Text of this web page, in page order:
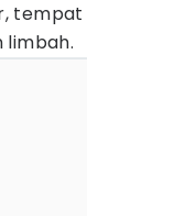
tempat
limbah.